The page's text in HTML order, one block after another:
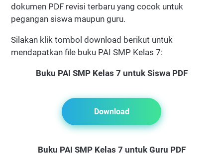
dokumen PDF revisi terbaru yang cocok untuk
pegangan siswa maupun guru.
Silakan klik tombol download berikut untuk
mendapatkan file buku PAI SMP Kelas 7:
Buku PAI SMP Kelas 7 untuk Siswa PDF
Download
Buku PAI SMP Kelas 7 untuk Guru PDF